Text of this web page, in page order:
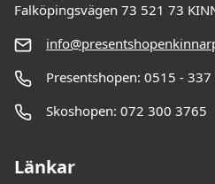
Falköpingsvägen 73 521 73
Presentshopen: 0515 - 337
Skoshopen: 072 300 3765
Länkar